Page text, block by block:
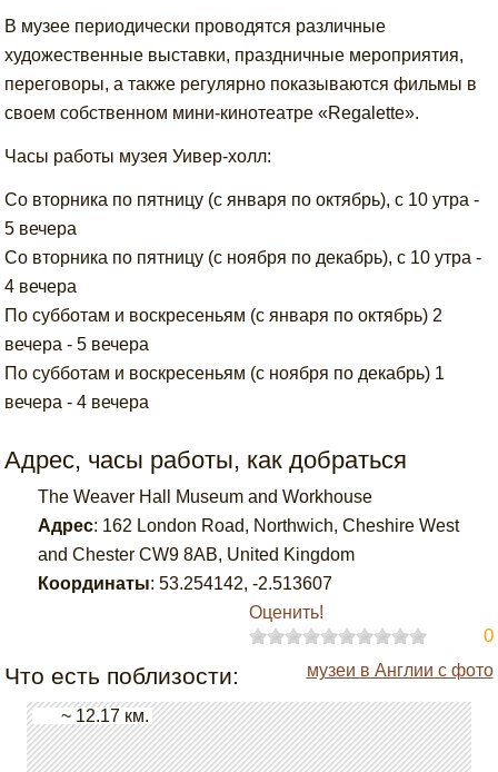
В музее периодически проводятся различные
художественные выставки, праздничные мероприятия,
переговоры, а также регулярно показываются фильмы в
своем собственном мини-кинотеатре «Regalette».
Часы работы музея Уивер-холл:
Со вторника по пятницу (с января по октябрь), с 10 утра -
5 вечера
Со вторника по пятницу (с ноября по декабрь), с 10 утра -
4 вечера
По субботам и воскресеньям (с января по октябрь) 2
вечера - 5 вечера
По субботам и воскресеньям (с ноября по декабрь) 1
вечера - 4 вечера
Адрес, часы работы, как добраться
The Weaver Hall Museum and Workhouse
Адрес: 162 London Road, Northwich, Cheshire West
and Chester CW9 8AB, United Kingdom
Координаты: 53.254142,-2.513607
Оценить!
0
Что есть поблизости: музеи в Англии с фото
~ 12.17 км.